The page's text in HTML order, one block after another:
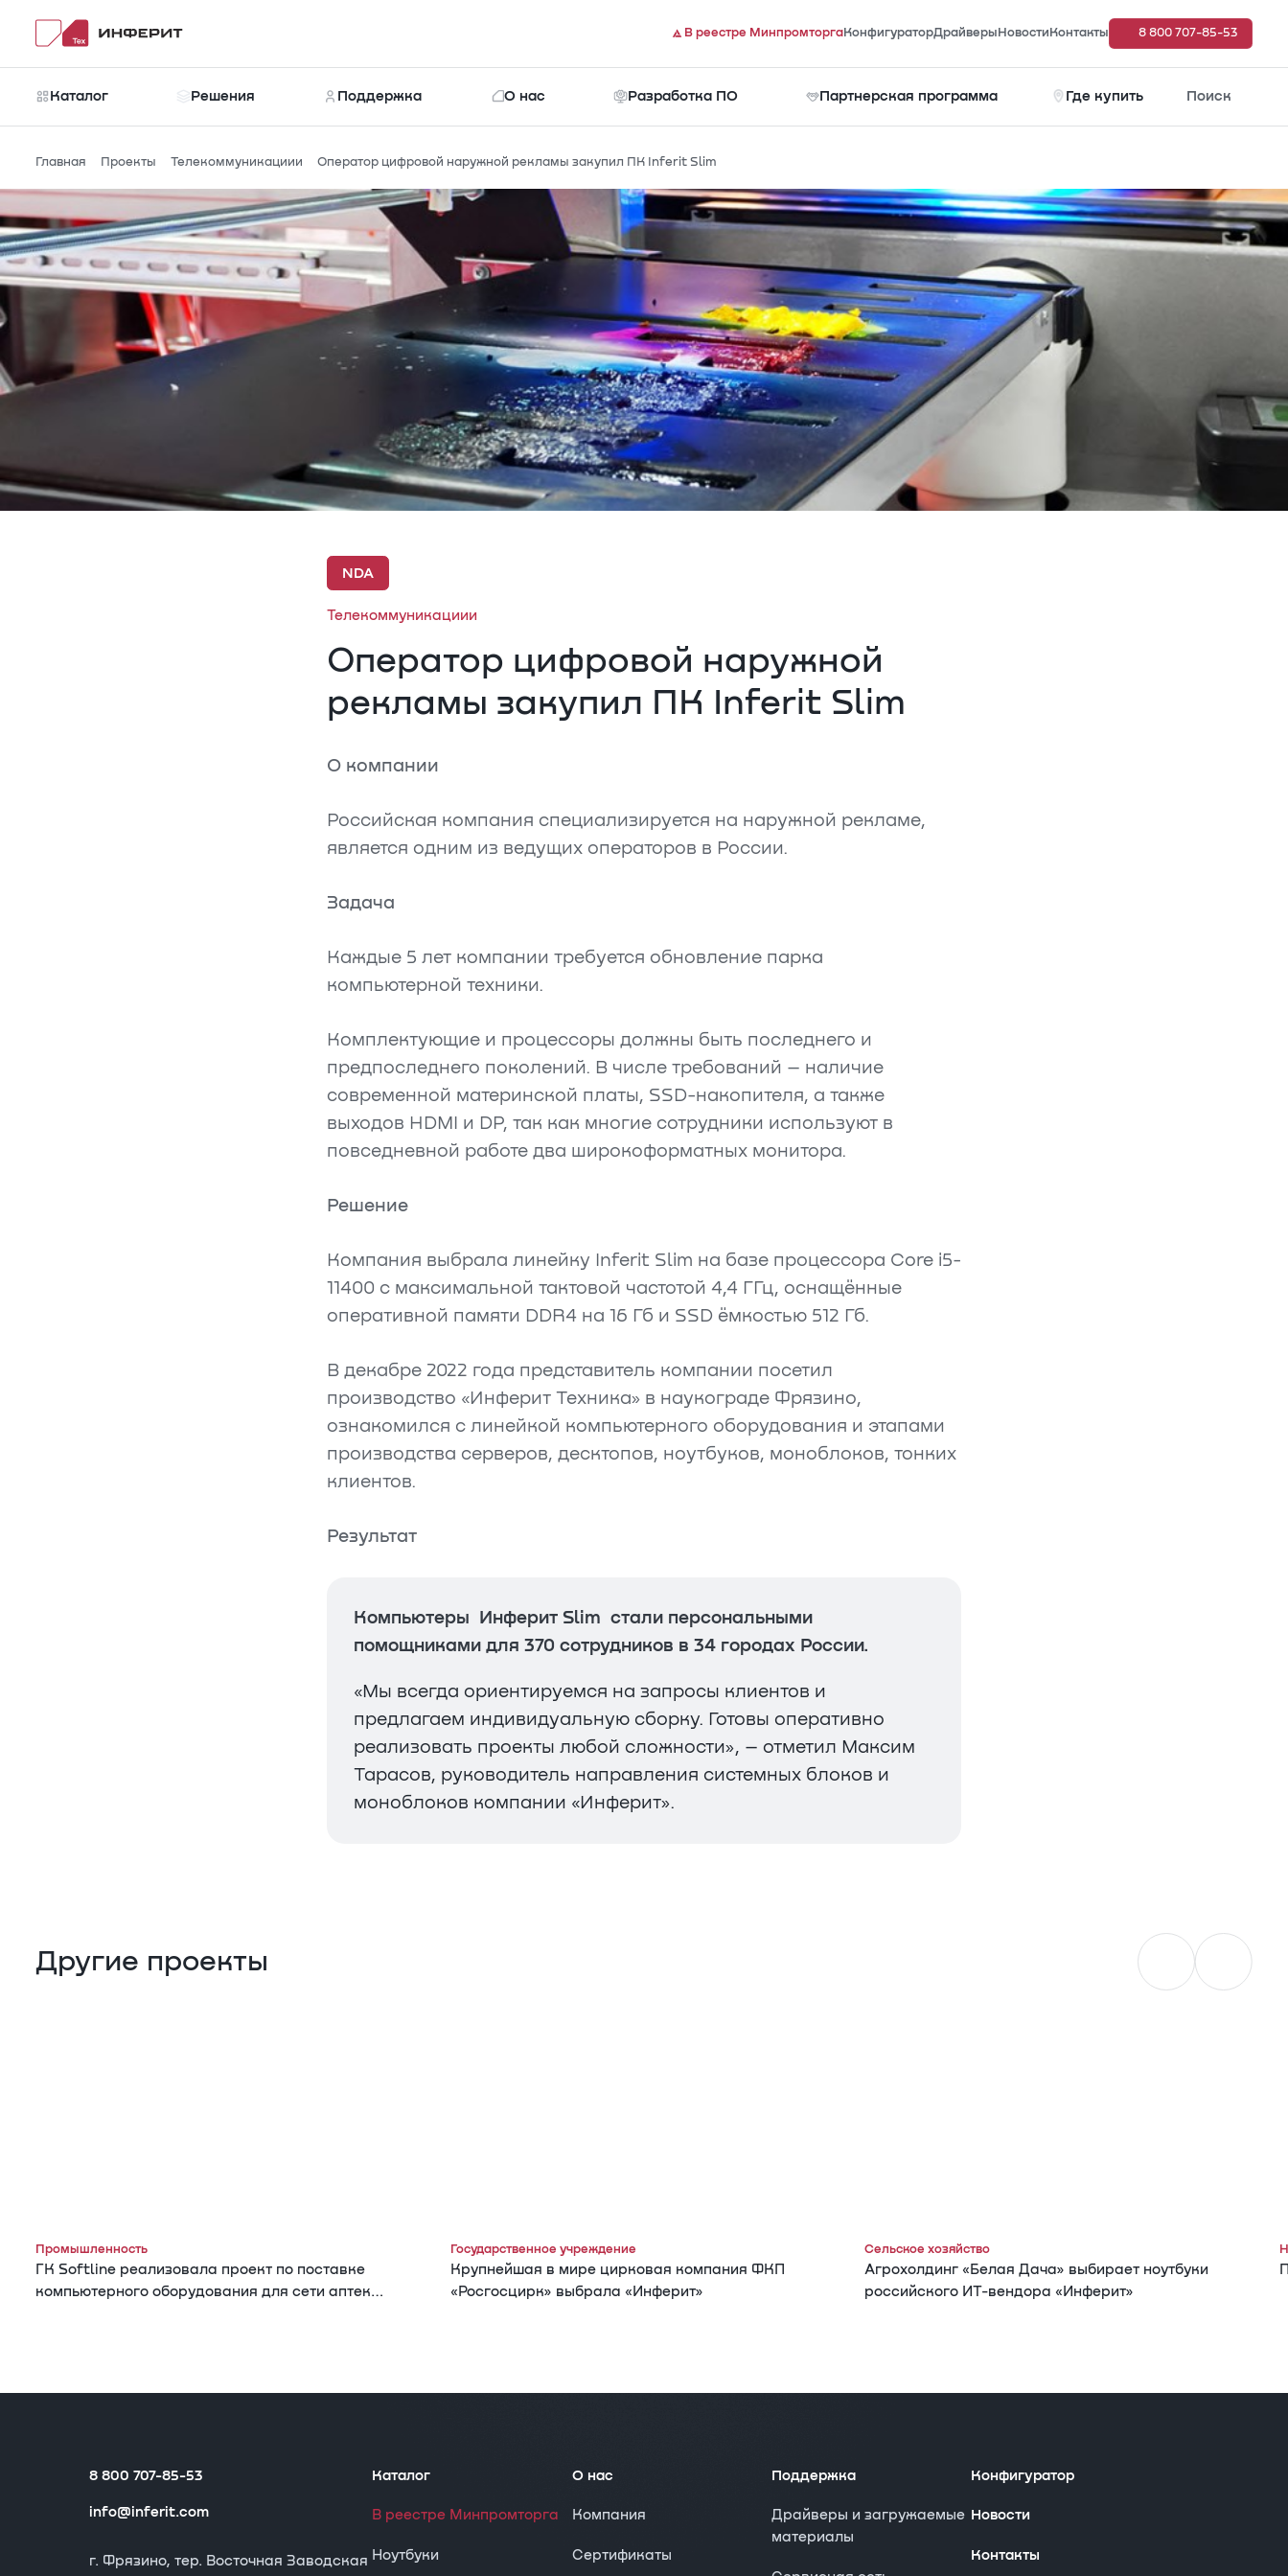
В реестре МинпромторгаКонфигураторДрайверы Новости Контакты 8 800 707-85-53
Каталог Решения Поддержка О нас Разработка ПО Партнерская программа Где купить Поиск
Каталог Новости Документы
Главная Проекты Телекоммуникациии Оператор цифровой наружной рекламы закупил ПК Inferit Slim
NDA
Телекоммуникациии
Оператор цифровой наружной
рекламы закупил ПК Inferit Slim
О компании
Российская компания специализируется на наружной рекламе,
является одним из ведущих операторов в России.
Задача
Каждые 5 лет компании требуется обновление парка
компьютерной техники.
Комплектующие и процессоры должны быть последнего и
предпоследнего поколений. В числе требований – наличие
современной материнской платы, SSD-накопителя, а также
выходов HDMI и DP, так как многие сотрудники используют в
повседневной работе два широкоформатных монитора.
Решение
Компания выбрала линейку Inferit Slim на базе процессора Core i5-
11400 с максимальной тактовой частотой 4,4 ГГц, оснащённые
оперативной памяти DDR4 на 16 Гб и SSD ёмкостью 512 Гб.
В декабре 2022 года представитель компании посетил
производство «Инферит Техника» в наукограде Фрязино,
ознакомился с линейкой компьютерного оборудования и этапами
производства серверов, десктопов, ноутбуков, моноблоков, тонких
клиентов.
Результат
Компьютеры Инферит Slim стали персональными
помощниками для 370 сотрудников в 34 городах России.
«Мы всегда ориентируемся на запросы клиентов и
предлагаем индивидуальную сборку. Готовы оперативно
реализовать проекты любой сложности», – отметил Максим
Тарасов, руководитель направления системных блоков и
моноблоков компании «Инферит».
Другие проекты
Промышленность
ГК Softline реализовала проект по поставке
компьютерного оборудования для сети аптек
Государственное учреждение
Крупнейшая в мире цирковая компания ФКП
«Росгосцирк» выбрала «Инферит»
Сельское хозяйство
Агрохолдинг «Белая Дача» выбирает ноутбуки
российского ИТ-вендора «Инферит»
8 800 707-85-53
info@inferit.com
г. Фрязино, тер. Восточная Заводская
Каталог
В реестре Минпромторга
Ноутбуки
О нас
Компания
Сертификаты
Поддержка
Драйверы и загружаемые
материалы
Конфигуратор
Новости
Контакты